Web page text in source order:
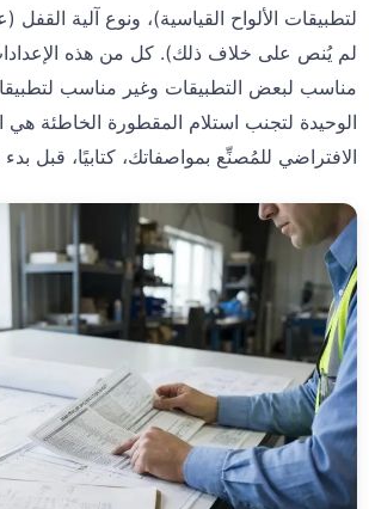
لتطبيقات الألواح القياسية)، ونوع آلية القفل
لم يُنص على خلاف ذلك). كل من هذه
مناسب لبعض التطبيقات وغير مناسب
الوحيدة لتجنب استلام المقطورة الخاطئة هي
الافتراضي للمُصنِّع بمواصفاتك، كتابيًا، قبل بدء